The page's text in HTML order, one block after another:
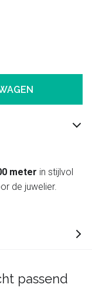
meter in stijlvol
de juwelier.
passend